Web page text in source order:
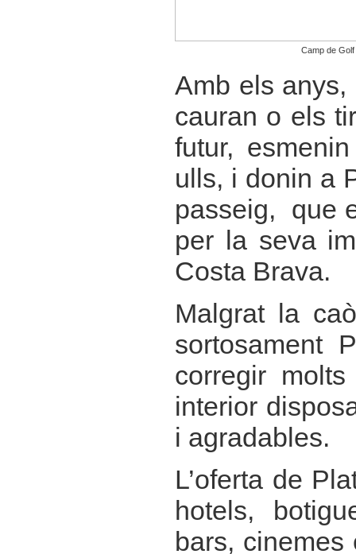
Camp de Golf
Amb els anys,
cauran o els
futur,
ulls, i donin a
passeig, que
per la seva
Costa Brava.
Malgrat la
sortosament
corregir
interior
i agradables.
L’oferta de
hotels,
bars,